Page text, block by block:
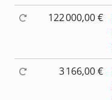
122 000,00 €
3 166,00 €